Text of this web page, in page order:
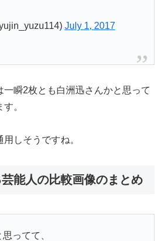
July 1, 2017
一瞬2枚とも白洲迅さんかと思って
。
しそうですね。
能人の比較画像のまとめ
ってて、